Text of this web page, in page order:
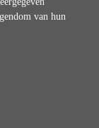
van hun